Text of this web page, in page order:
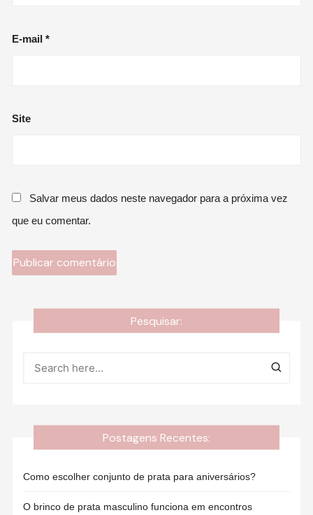
E-mail*
Site
Salvar meus dados neste navegador para a próxima vez
que eu comentar.
Pesquisar:
Postagens Recentes:
Como escolher conjunto de prata para aniversários?
O brinco de prata masculino funciona em encontros